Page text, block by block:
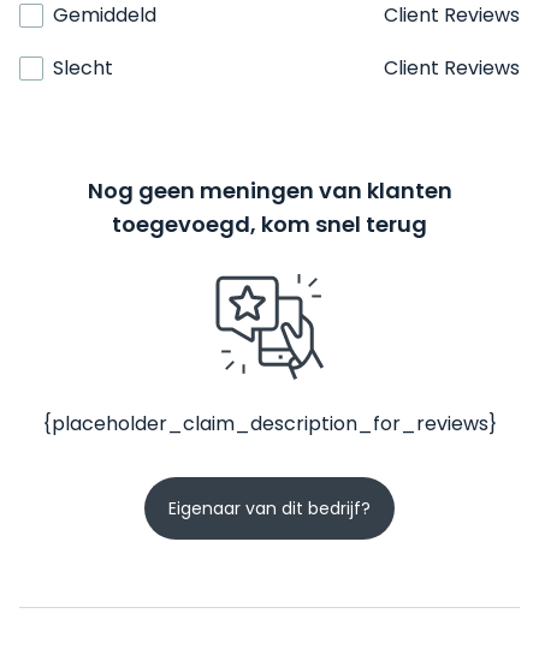
Gemiddeld
Client Reviews
Slecht
Client Reviews
Nog geen meningen van klanten
toegevoegd, kom snel terug
{placeholder_claim_description_for_reviews}
Eigenaar van dit bedrijf?